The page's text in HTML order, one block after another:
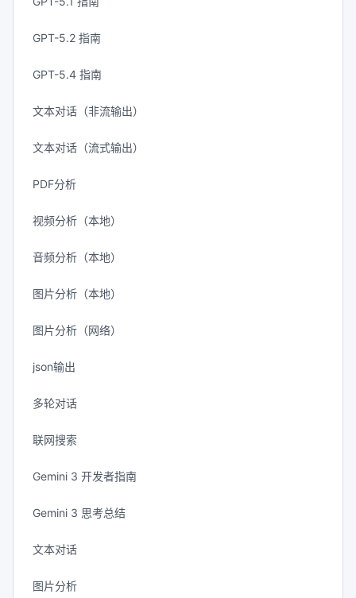
GPT-5.2 指南
GPT-5.4 指南
文本对话（非流输出）
文本对话（流式输出）
PDF分析
视频分析（本地）
音频分析（本地）
图片分析（本地）
图片分析（网络）
json输出
多轮对话
联网搜索
Gemini 3 开发者指南
Gemini 3 思考总结
文本对话
图片分析